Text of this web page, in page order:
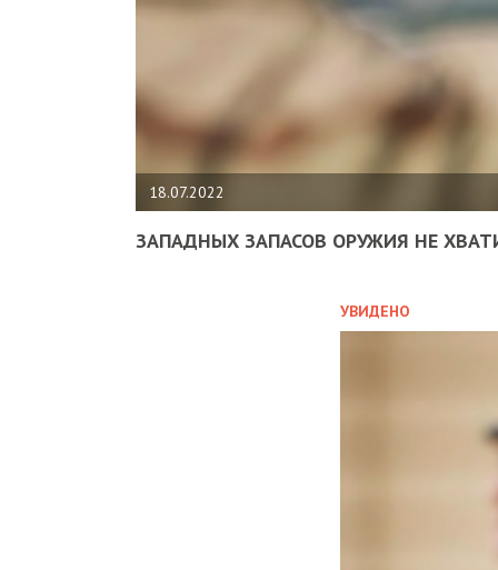
18.07.2022
ЗАПАДНЫХ ЗАПАСОВ ОРУЖИЯ НЕ
УВИДЕНО